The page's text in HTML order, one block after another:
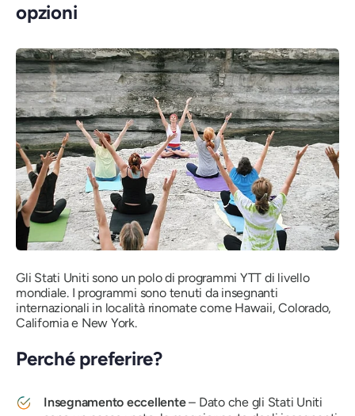
opzioni
Gli Stati Uniti sono un polo di programmi YTT di livello
mondiale. I programmi sono tenuti da insegnanti
internazionali in località rinomate come Hawaii, Colorado,
California e New York.
Perché preferire?
Insegnamento eccellente– Dato che gli Stati Uniti